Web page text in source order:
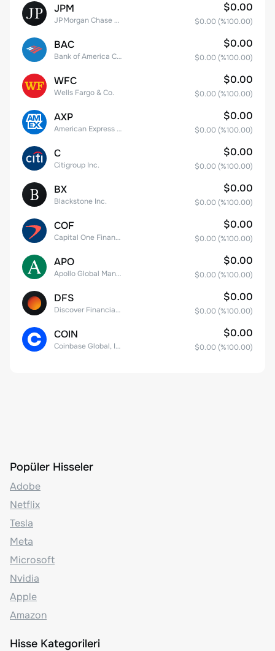
JPM
JPMorgan Chase & Co.
$0.00
$0.00 (%100.00)
BAC
Bank of America Corporation
$0.00
$0.00 (%100.00)
WFC
Wells Fargo & Co.
$0.00
$0.00 (%100.00)
AXP
American Express Company
$0.00
$0.00 (%100.00)
C
Citigroup Inc.
$0.00
$0.00 (%100.00)
BX
Blackstone Inc.
$0.00
$0.00 (%100.00)
COF
Capital One Financial
$0.00
$0.00 (%100.00)
APO
Apollo Global Management, Inc.
$0.00
$0.00 (%100.00)
DFS
Discover Financial Services
$0.00
$0.00 (%100.00)
COIN
Coinbase Global, Inc. Class A Common Stock
$0.00
$0.00 (%100.00)
Popüler Hisseler
Adobe
Netflix
Tesla
Meta
Microsoft
Nvidia
Apple
Amazon
Hisse Kategorileri